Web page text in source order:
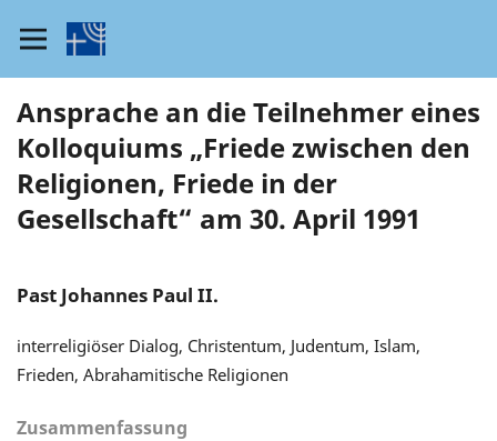
Ansprache an die Teilnehmer eines
Kolloquiums „Friede zwischen den
Religionen, Friede in der
Gesellschaft“ am 30. April 1991
Past Johannes Paul II.
interreligiöser Dialog, Christentum, Judentum, Islam,
Frieden, Abrahamitische Religionen
Zusammenfassung